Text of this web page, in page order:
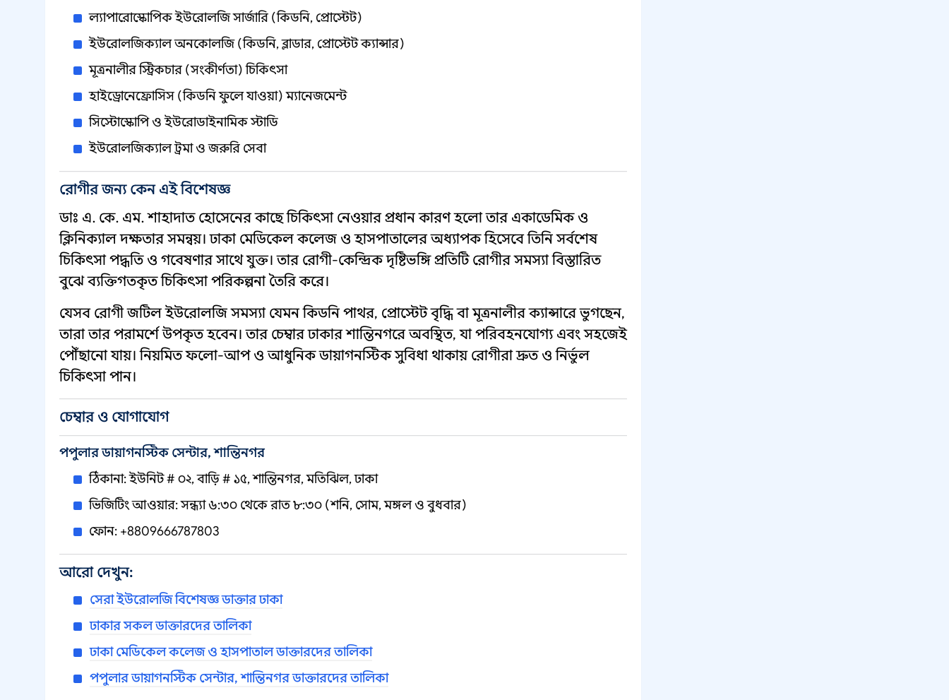
ল্যাপারোস্কোপিক ইউরোলজি সার্জারি (কিডনি, প্রোস্টেট)
ইউরোলজিক্যাল অনকোলজি (কিডনি, ব্লাডার, প্রোস্টেট ক্যান্সার)
মূত্রনালীর স্ট্রিকচার (সংকীর্ণতা) চিকিৎসা
হাইড্রোনেফ্রোসিস (কিডনি ফুলে যাওয়া) ম্যানেজমেন্ট
সিস্টোস্কোপি ও ইউরোডাইনামিক স্টাডি
ইউরোলজিক্যাল ট্রমা ও জরুরি সেবা
রোগীর জন্য কেন এই বিশেষজ্ঞ
ডাঃ এ. কে. এম. শাহাদাত হোসেনের কাছে চিকিৎসা নেওয়ার প্রধান কারণ হলো তার একাডেমিক ও
ক্লিনিক্যাল দক্ষতার সমন্বয়। ঢাকা মেডিকেল কলেজ ও হাসপাতালের অধ্যাপক হিসেবে তিনি সর্বশেষ
চিকিৎসা পদ্ধতি ও গবেষণার সাথে যুক্ত। তার রোগী-কেন্দ্রিক দৃষ্টিভঙ্গি প্রতিটি রোগীর সমস্যা বিস্তারিত
বুঝে ব্যক্তিগতকৃত চিকিৎসা পরিকল্পনা তৈরি করে।
যেসব রোগী জটিল ইউরোলজি সমস্যা যেমন কিডনি পাথর, প্রোস্টেট বৃদ্ধি বা মূত্রনালীর ক্যান্সারে ভুগছেন,
তারা তার পরামর্শে উপকৃত হবেন। তার চেম্বার ঢাকার শান্তিনগরে অবস্থিত, যা পরিবহনযোগ্য এবং সহজেই
পৌঁছানো যায়। নিয়মিত ফলো-আপ ও আধুনিক ডায়াগনস্টিক সুবিধা থাকায় রোগীরা দ্রুত ও নির্ভুল
চিকিৎসা পান।
চেম্বার ও যোগাযোগ
পপুলার ডায়াগনস্টিক সেন্টার, শান্তিনগর
ঠিকানা: ইউনিট # ০২, বাড়ি # ১৫, শান্তিনগর, মতিঝিল, ঢাকা
ভিজিটিং আওয়ার: সন্ধ্যা ৬:৩০ থেকে রাত ৮:৩০ (শনি, সোম, মঙ্গল ও বুধবার)
ফোন: +8809666787803
আরো দেখুন:
সেরা ইউরোলজি বিশেষজ্ঞ ডাক্তার ঢাকা
ঢাকার সকল ডাক্তারদের তালিকা
ঢাকা মেডিকেল কলেজ ও হাসপাতাল ডাক্তারদের তালিকা
পপুলার ডায়াগনস্টিক সেন্টার, শান্তিনগর ডাক্তারদের তালিকা